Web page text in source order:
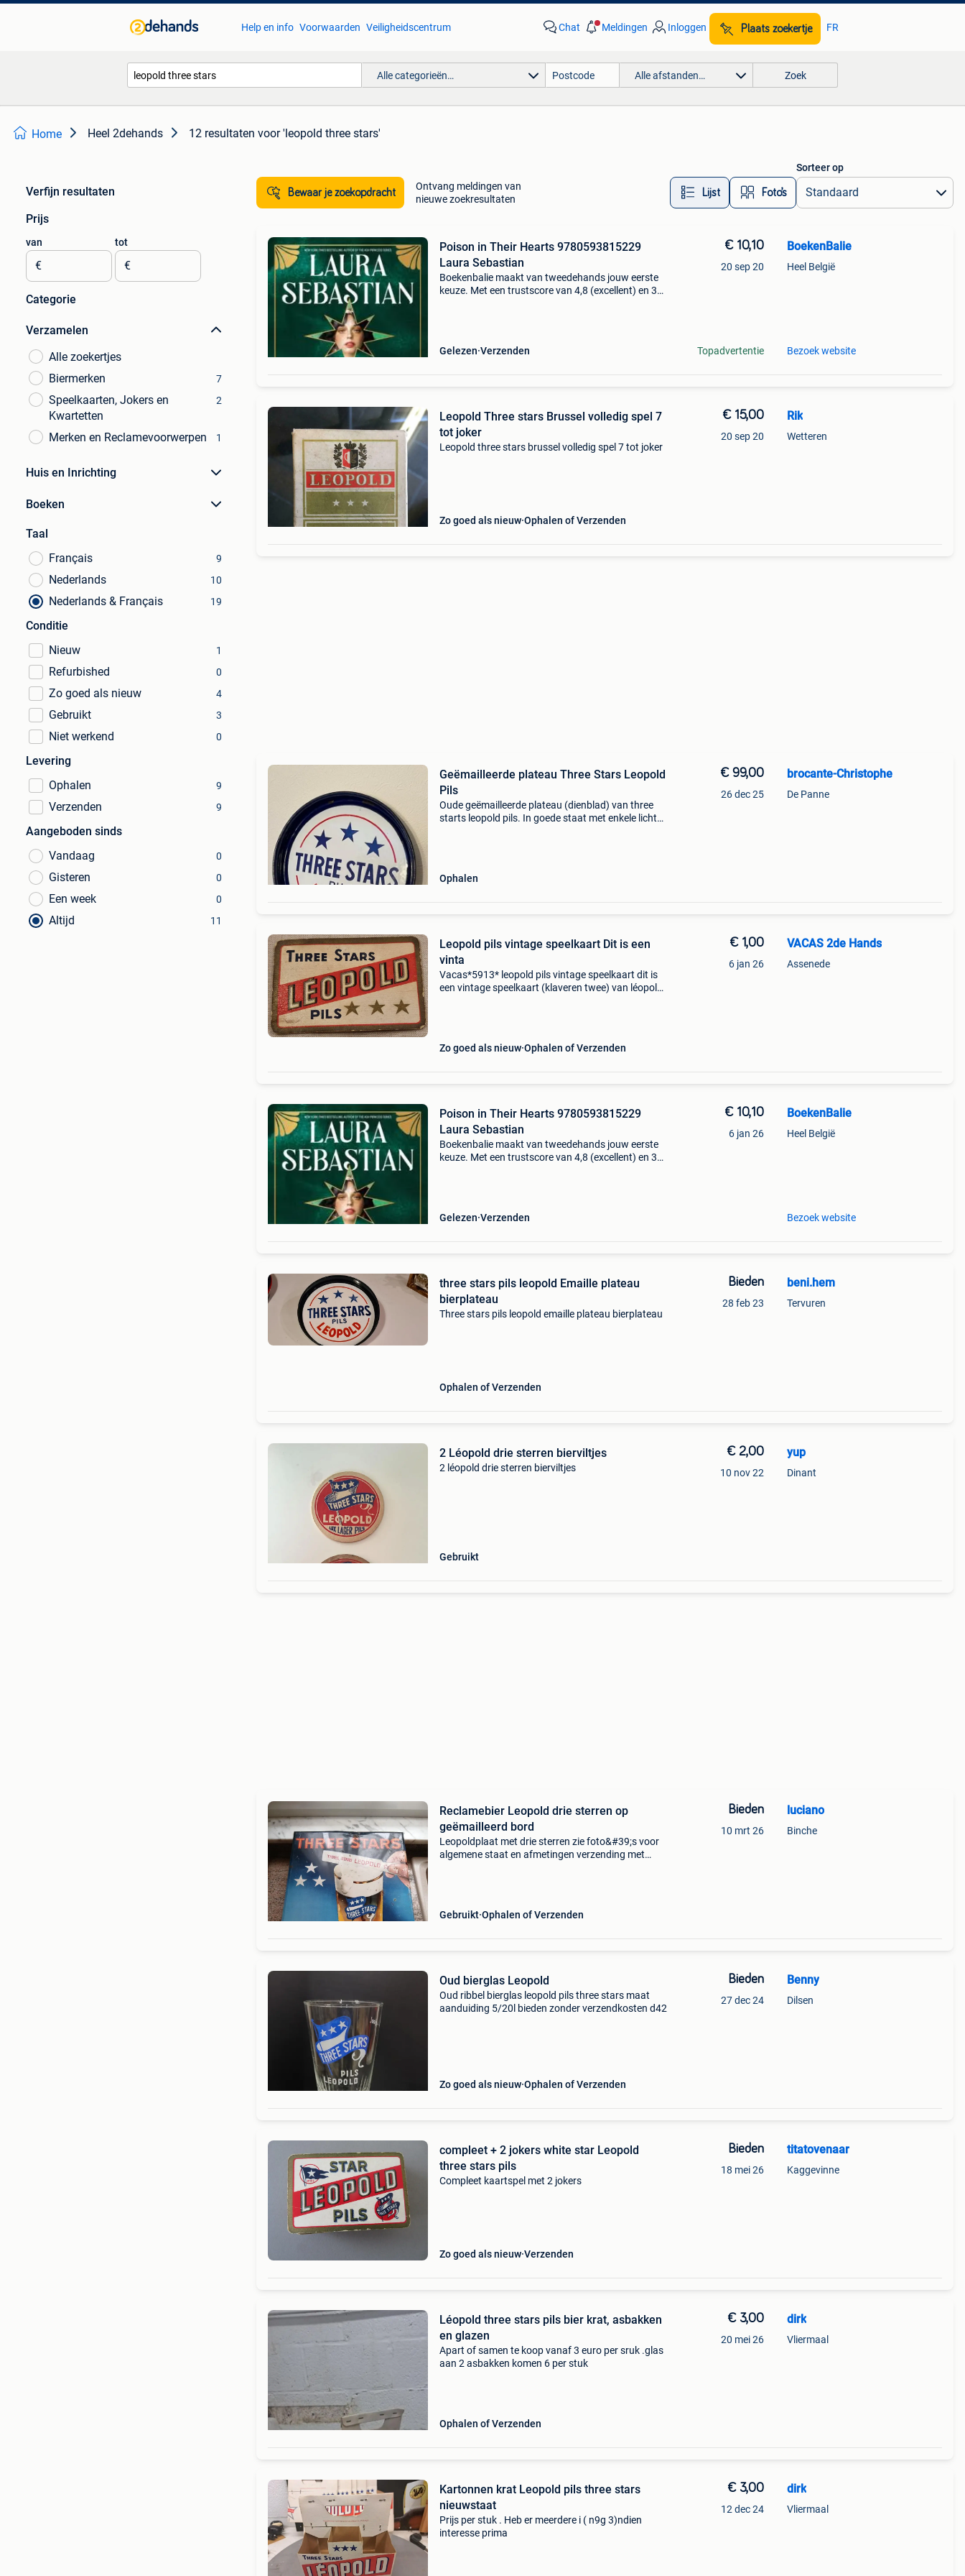
Help en info Voorwaarden Veiligheidscentrum Chat Meldingen Inloggen Plaats zoekertje FR
Alle categorieën… Alle afstanden… Zoek
Home Heel 2dehands 12 resultaten voor 'leopold three stars'
Verfijn resultaten
Prijs
van
€
tot
€
Categorie
Verzamelen
Alle zoekertjes
Biermerken
7
Speelkaarten, Jokers en
Kwartetten
2
Merken en Reclamevoorwerpen 1
Huis en Inrichting
Boeken
Taal
Français
9
Nederlands 10
Nederlands & Français 19
Conditie
Nieuw
1
Refurbished 0
Zo goed als nieuw 4
Gebruikt 3
Niet werkend 0
Levering
Ophalen
9
Verzenden 9
Aangeboden sinds
Vandaag
0
Gisteren 0
Een week 0
Altijd 11
Bewaar je zoekopdracht
Ontvang meldingen van
nieuwe zoekresultaten
Lijst Foto’s
Sorteer op
Poison in Their Hearts 9780593815229
Laura Sebastian
Boekenbalie maakt van tweedehands jouw eerste
keuze. Met een trustscore van 4,8 (excellent) en 30
Gelezen Verzenden
€ 10,10
20 sep 20
Topadvertentie
BoekenBalie
Heel België
Bezoek website
Leopold Three stars Brussel volledig spel 7
tot joker
Leopold three stars brussel volledig spel 7 tot joker
Zo goed als nieuw Ophalen of Verzenden
€ 15,00
20 sep 20
Rik
Wetteren
Geëmailleerde plateau Three Stars Leopold
Pils
Oude geëmailleerde plateau (dienblad) van three
starts leopold pils. In goede staat met enkele lichte
Ophalen
€ 99,00
26 dec 25
brocante-Christophe
De Panne
Leopold pils vintage speelkaart Dit is een
vinta
Vacas*5913* leopold pils vintage speelkaart dit is
een vintage speelkaart (klaveren twee) van léopold
Zo goed als nieuw Ophalen of Verzenden
€ 1,00
6 jan 26
VACAS 2de Hands
Assenede
Poison in Their Hearts 9780593815229
Laura Sebastian
Boekenbalie maakt van tweedehands jouw eerste
keuze. Met een trustscore van 4,8 (excellent) en 30
Gelezen Verzenden
€ 10,10
6 jan 26
BoekenBalie
Heel België
Bezoek website
three stars pils leopold Emaille plateau
bierplateau
Three stars pils leopold emaille plateau bierplateau
Ophalen of Verzenden
Bieden
28 feb 23
beni.hem
Tervuren
2 Léopold drie sterren bierviltjes
2 léopold drie sterren bierviltjes
Gebruikt
€ 2,00
10 nov 22
yup
Dinant
Reclamebier Leopold drie sterren op
geëmailleerd bord
Leopoldplaat met drie sterren zie foto&#39;s voor
algemene staat en afmetingen verzending met
Gebruikt Ophalen of Verzenden
Bieden
10 mrt 26
luciano
Binche
Oud bierglas Leopold
Oud ribbel bierglas leopold pils three stars maat
aanduiding 5/20l bieden zonder verzendkosten d42
Zo goed als nieuw Ophalen of Verzenden
Bieden
27 dec 24
Benny
Dilsen
compleet + 2 jokers white star Leopold
three stars pils
Compleet kaartspel met 2 jokers
Zo goed als nieuw Verzenden
Bieden
18 mei 26
titatovenaar
Kaggevinne
Léopold three stars pils bier krat, asbakken
en glazen
Apart of samen te koop vanaf 3 euro per sruk .glas
aan 2 asbakken komen 6 per stuk
Ophalen of Verzenden
€ 3,00
20 mei 26
dirk
Vliermaal
Kartonnen krat Leopold pils three stars
nieuwstaat
Prijs per stuk . Heb er meerdere i ( n9g 3)ndien
interesse prima
€ 3,00
12 dec 24
dirk
Vliermaal